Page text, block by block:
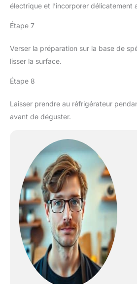
électrique et l’incorporer délicatement
Étape 7
Verser la préparation sur la base de
lisser la surface.
Étape 8
Laisser prendre au réfrigérateur
avant de déguster.